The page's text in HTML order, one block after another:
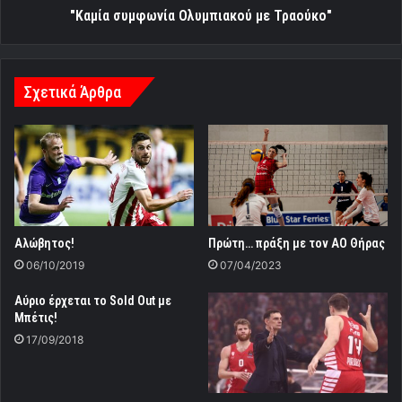
"Καμία συμφωνία Ολυμπιακού με Τραούκο"
Σχετικά Άρθρα
Aλώβητος!
06/10/2019
Πρώτη… πράξη με τον ΑΟ Θήρας
07/04/2023
Αύριο έρχεται το Sold Out με
Μπέτις!
17/09/2018